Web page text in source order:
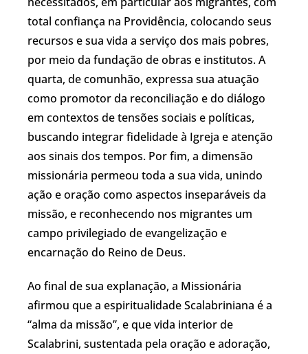
total confiança na Providência, colocando seus
recursos e sua vida a serviço dos mais pobres,
por meio da fundação de obras e institutos. A
quarta, de comunhão, expressa sua atuação
como promotor da reconciliação e do diálogo
em contextos de tensões sociais e políticas,
buscando integrar fidelidade à Igreja e atenção
aos sinais dos tempos. Por fim, a dimensão
missionária permeou toda a sua vida, unindo
ação e oração como aspectos inseparáveis da
missão, e reconhecendo nos migrantes um
campo privilegiado de evangelização e
encarnação do Reino de Deus.
Ao final de sua explanação, a Missionária
afirmou que a espiritualidade Scalabriniana é a
“alma da missão”, e que vida interior de
Scalabrini, sustentada pela oração e adoração,